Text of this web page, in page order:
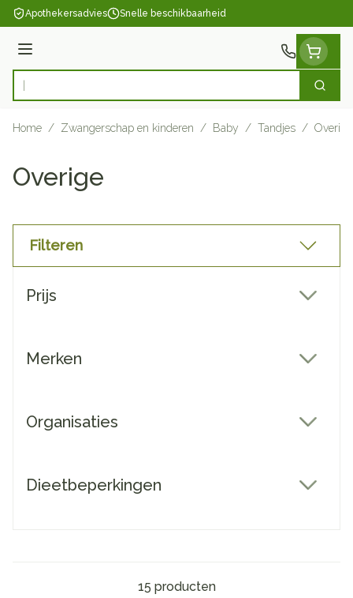
Ga naar de inhoud
Apothekersadvies Snelle beschikbaarheid
Menu
Product, merk, categorie... Zoek
Home / Zwangerschap en kinderen / Baby / Tandjes / Overige
Overige
Filteren
Prijs
Merken
Organisaties
Dieetbeperkingen
15 producten